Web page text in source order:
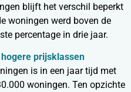
blijft het verschil beperkt
woningen werd boven de
percentage in drie jaar.
prijsklassen
is in een jaar tijd met
woningen. Ten opzichte